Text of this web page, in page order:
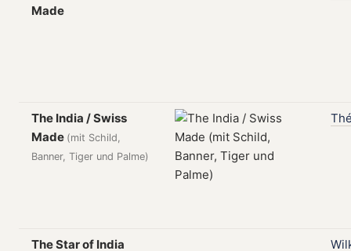
Made
The India / Swiss
Made (mit Schild,
Banner, Tiger und Palme)
The Star of India